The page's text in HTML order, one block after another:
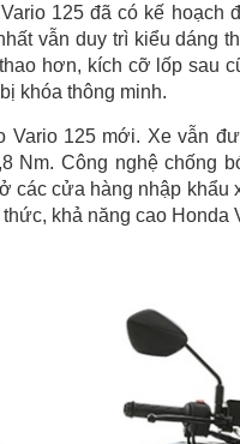
125 đã có kế
vẫn duy trì kiểu dáng
hơn, kích cỡ lốp sau
khóa thông minh.
Vario 125 mới. Xe vẫn
Nm. Công nghệ chống
các cửa hàng nhập
khả năng cao